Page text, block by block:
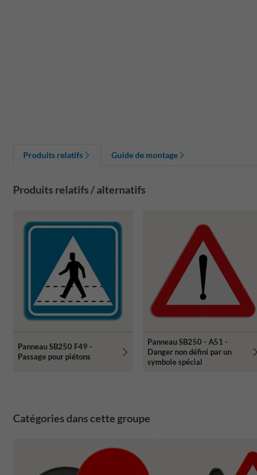
Produits relatifs Guide de montage
Produits relatifs / alternatifs
Panneau SB250 F49 -
Passage pour piétons
Panneau SB250 - A51 -
Danger non défini par un
symbole spécial
Catégories dans cette groupe